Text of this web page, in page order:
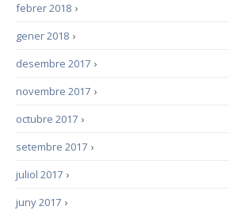
›
febrer 2018
›
gener 2018
›
desembre 2017
›
novembre 2017
›
octubre 2017
›
setembre 2017
›
juliol 2017
›
juny 2017